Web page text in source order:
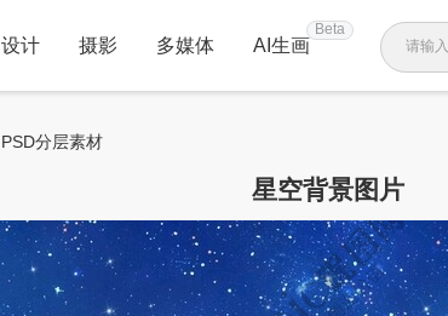
设计 摄影 多媒体 AI生画
Beta
请输入
PSD分层素材
星空背景图片